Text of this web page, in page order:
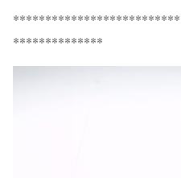
**************